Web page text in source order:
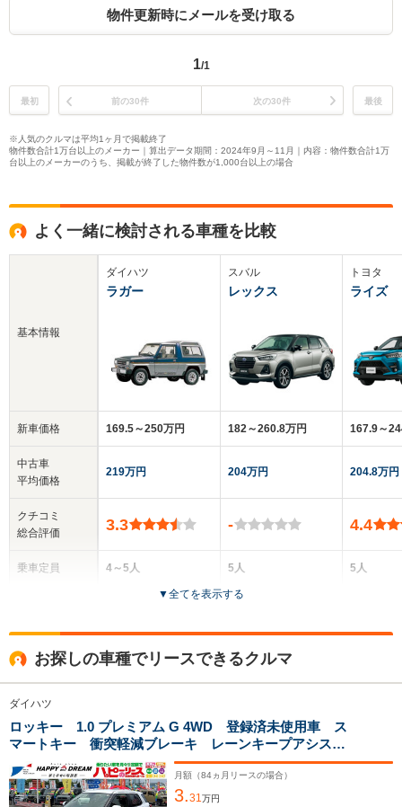
物件更新時にメールを受け取る
1/1
最初 前の30件 次の30件 最後
※人気のクルマは平均1ヶ月で掲載終了
物件数合計1万台以上のメーカー｜算出データ期間：2024年9月～11月｜内容：物件数合計1万
台以上のメーカーのうち、掲載が終了した物件数が1,000台以上の場合
よく一緒に検討される車種を比較
基本情報
新車価格
中古車
平均価格
クチコミ
総合評価
乗車定員
サイズ
ダイハツ
ラガー
169.5～250万円
219万円
3.3
4～5人
全高
1.83m～1.92m
全幅
1.58m～1.78m
3.66m～4.1m
スバル
レックス
182～260.8万円
204万円
-
5人
5ドア
1.62m
全幅
1.7m
4m
トヨタ
ライズ
167.9～
204.8万円
4.4
5人
▼全てを表示する
お探しの車種でリースできるクルマ
ダイハツ
ロッキー 1.0 プレミアム G 4WD 登録済未使用車 ス
マートキー 衝突軽減ブレーキ レーンキープアシス
ト オートライト ADB オートエアコン シートヒー
ター ACC ステアリングスイッチ ワイパーデアイサ
ー フォグライト前後 純正17インチAW
月額（84ヵ月リースの場合）
3.31万円